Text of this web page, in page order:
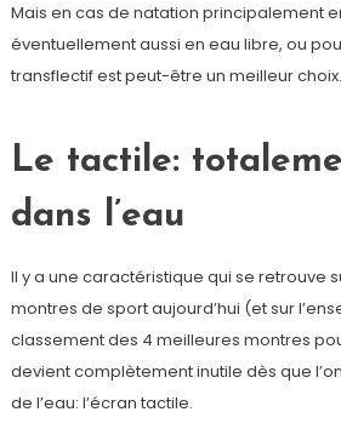
Mais en cas de natation principalement
éventuellement aussi en eau libre, ou
transflectif est peut-être un meilleur
Le tactile:
dans l’eau
Il y a une caractéristique qui se retrouve
montres de sport aujourd’hui (et sur
classement des 4 meilleures montres
devient complètement inutile dès que
de l’eau: l’écran tactile.